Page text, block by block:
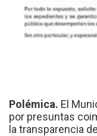
Polémica. El
por presuntas
la transparencia